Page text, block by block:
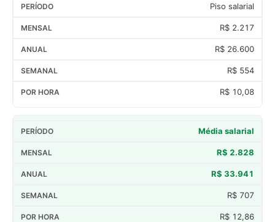
Piso salarial
R$ 2.217
R$ 26.600
R$ 554
R$ 10,08
Média salarial
R$ 2.828
R$ 33.941
R$ 707
R$ 12,86